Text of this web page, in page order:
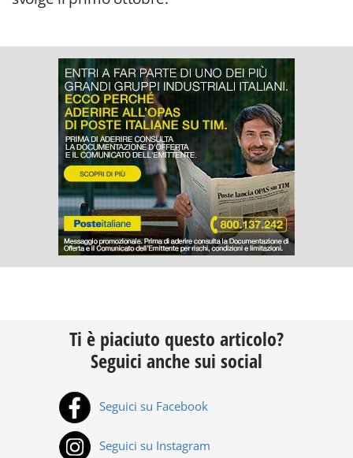
Ti è piaciuto questo articolo?
Seguici anche sui social
Seguici su Facebook
Seguici su Instagram